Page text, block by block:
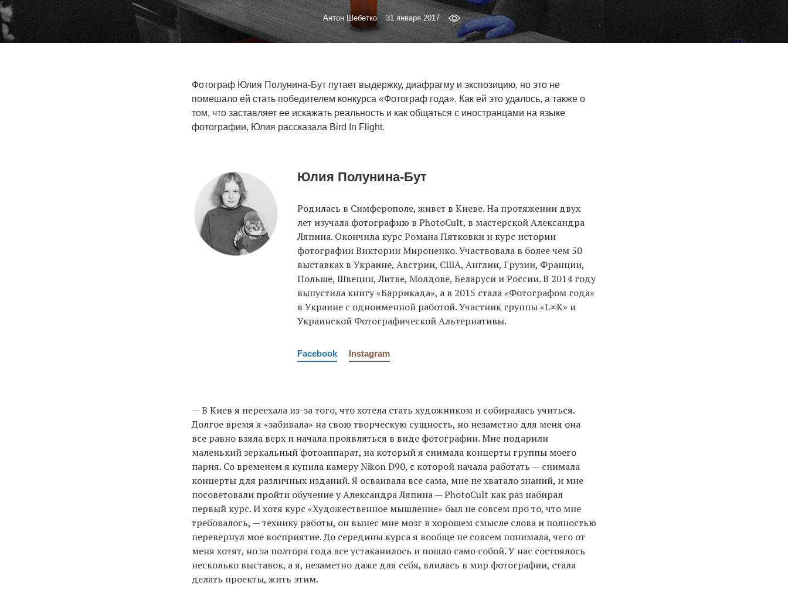
Антон Шебетко 31 января 2017
Фотограф Юлия Полунина-Бут путает выдержку, диафрагму и экспозицию, но это не
помешало ей стать победителем конкурса «Фотограф года». Как ей это удалось, а также о
том, что заставляет ее искажать реальность и как общаться с иностранцами на языке
фотографии, Юлия рассказала Bird In Flight.
Юлия Полунина-Бут
Родилась в Симферополе, живет в Киеве. На протяжении двух
лет изучала фотографию в PhotoCult, в мастерской Александра
Ляпина. Окончила курс Романа Пятковки и курс истории
фотографии Виктории Мироненко. Участвовала в более чем 50
выставках в Украине, Австрии, США, Англии, Грузии, Франции,
Польше, Швеции, Литве, Молдове, Беларуси и России. В 2014 году
выпустила книгу «Баррикада», а в 2015 стала «Фотографом года»
в Украине с одноименной работой. Участник группы «L∞K» и
Украинской Фотографической Альтернативы.
Facebook Instagram
— В Киев я переехала из-за того, что хотела стать художником и собиралась учиться.
Долгое время я «забивала» на свою творческую сущность, но незаметно для меня она
все равно взяла верх и начала проявляться в виде фотографии. Мне подарили
маленький зеркальный фотоаппарат, на который я снимала концерты группы моего
парня. Со временем я купила камеру Nikon D90, с которой начала работать — снимала
концерты для различных изданий. Я осваивала все сама, мне не хватало знаний, и мне
посоветовали пройти обучение у Александра Ляпина — PhotoCult как раз набирал
первый курс. И хотя курс «Художественное мышление» был не совсем про то, что мне
требовалось, — технику работы, он вынес мне мозг в хорошем смысле слова и полностью
перевернул мое восприятие. До середины курса я вообще не совсем понимала, чего от
меня хотят, но за полтора года все устаканилось и пошло само собой. У нас состоялось
несколько выставок, а я, незаметно даже для себя, влилась в мир фотографии, стала
делать проекты, жить этим.